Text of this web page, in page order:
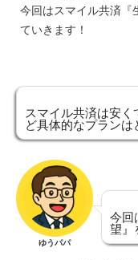
今回はスマイル共済『
ていきます！
スマイル共済は安
ど具体的なプランは
ゆうパパ
今回
望』